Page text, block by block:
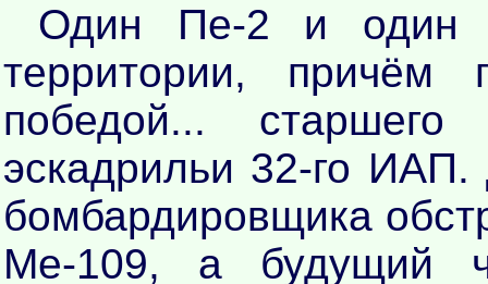
Один Пе-2 и один
территории, причём
победой...
эскадрильи 32-го
бомбардировщика
Ме-109, а будущий